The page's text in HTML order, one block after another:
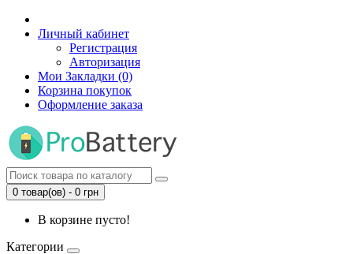
Личный кабинет
Регистрация
Авторизация
Мои Закладки (0)
Корзина покупок
Оформление заказа
0 товар(ов) - 0 грн
В корзине пусто!
Категории